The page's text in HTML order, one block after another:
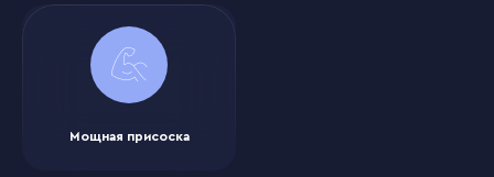
Мощная присоска